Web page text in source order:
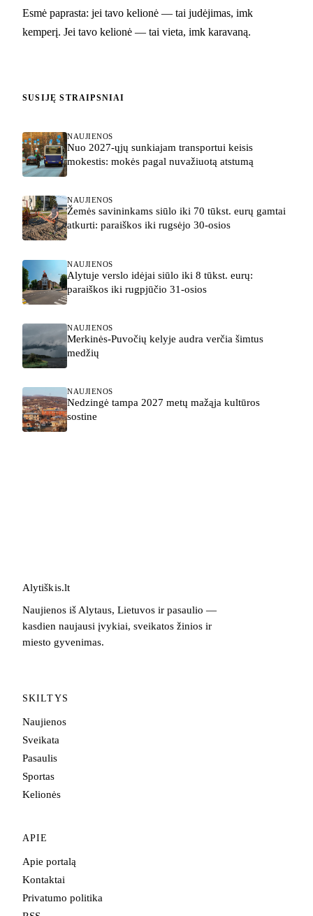
Esmė paprasta: jei tavo kelionė — tai judėjimas, imk
kemperį. Jei tavo kelionė — tai vieta, imk karavaną.
SUSIJĘ STRAIPSNIAI
NAUJIENOS
Nuo 2027-ųjų sunkiajam transportui keisis
mokestis: mokės pagal nuvažiuotą atstumą
NAUJIENOS
Žemės savininkams siūlo iki 70 tūkst. eurų gamtai
atkurti: paraiškos iki rugsėjo 30-osios
NAUJIENOS
Alytuje verslo idėjai siūlo iki 8 tūkst. eurų:
paraiškos iki rugpjūčio 31-osios
NAUJIENOS
Merkinės-Puvočių kelyje audra verčia šimtus
medžių
NAUJIENOS
Nedzingė tampa 2027 metų mažąja kultūros
sostine
Alytiškis.lt
Naujienos iš Alytaus, Lietuvos ir pasaulio —
kasdien naujausi įvykiai, sveikatos žinios ir
miesto gyvenimas.
SKILTYS
Naujienos
Sveikata
Pasaulis
Sportas
Kelionės
APIE
Apie portalą
Kontaktai
Privatumo politika